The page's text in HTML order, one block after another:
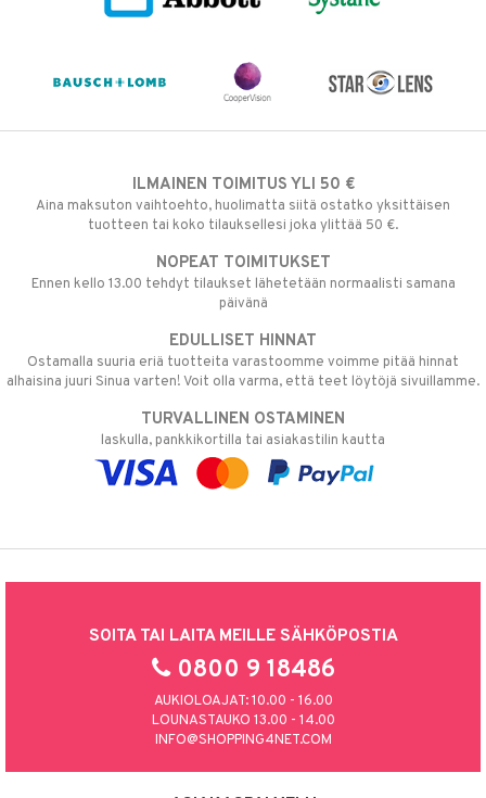
ILMAINEN TOIMITUS YLI 50 €
Aina maksuton vaihtoehto, huolimatta siitä ostatko yksittäisen
tuotteen tai koko tilauksellesi joka ylittää 50 €.
NOPEAT TOIMITUKSET
Ennen kello 13.00 tehdyt tilaukset lähetetään normaalisti samana
päivänä
EDULLISET HINNAT
Ostamalla suuria eriä tuotteita varastoomme voimme pitää hinnat
alhaisina juuri Sinua varten! Voit olla varma, että teet löytöjä sivuillamme.
TURVALLINEN OSTAMINEN
laskulla, pankkikortilla tai asiakastilin kautta
SOITA TAI LAITA MEILLE SÄHKÖPOSTIA
0800 9 18486
AUKIOLOAJAT: 10.00 - 16.00
LOUNASTAUKO 13.00 - 14.00
INFO@SHOPPING4NET.COM